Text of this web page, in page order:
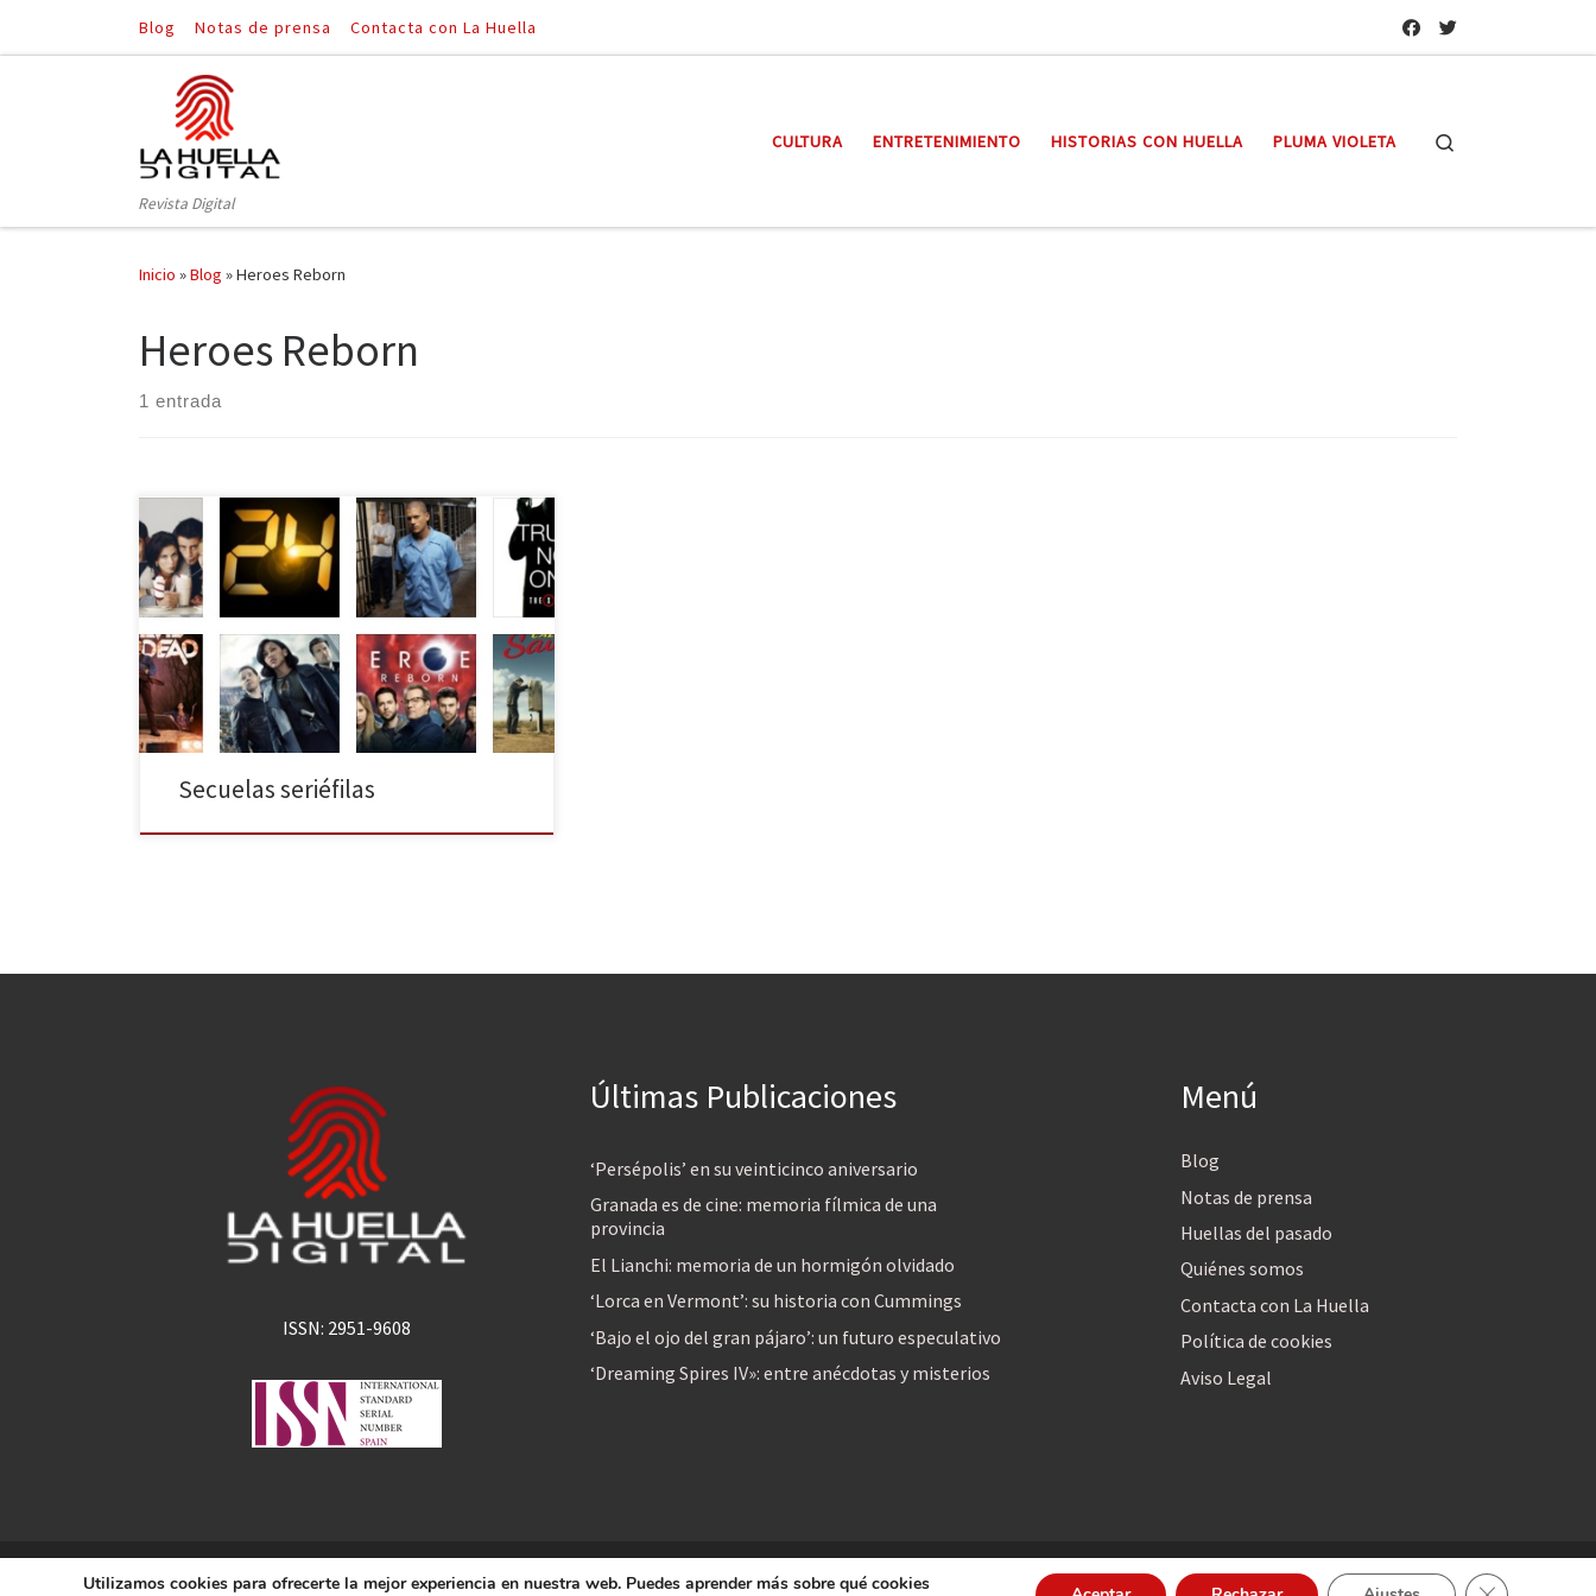
Saltar al contenido
Blog Notas de prensa Contacta con La Huella
Revista Digital
CULTURA ENTRETENIMIENTO HISTORIAS CON HUELLA PLUMA VIOLETA
Inicio »Blog »Heroes Reborn
Heroes Reborn
1 entrada
¿Vivimos en la época dorada de las series? Sin lugar a
dudas. En los últimos diez años el número de series
producidas en Estados Unidos ha aumentado de
manera considerable, siendo actualmente un formato
tan valorado como el cine, encontrándonos en
nuestras pantallas una gran variedad de títulos
abarcando todos […]
Secuelas seriéfilas
ISSN: 2951-9608
Últimas Publicaciones
‘Persépolis’ en su veinticinco aniversario
Granada es de cine: memoria fílmica de una
provincia
El Lianchi: memoria de un hormigón olvidado
‘Lorca en Vermont’: su historia con Cummings
‘Bajo el ojo del gran pájaro’: un futuro especulativo
‘Dreaming Spires IV»: entre anécdotas y misterios
Menú
Blog
Notas de prensa
Huellas del pasado
Quiénes somos
Contacta con La Huella
Política de cookies
Aviso Legal
© 2026La Huella Digital– Todos los derechos reservados
Utilizamos cookies para ofrecerte la mejor experiencia en nuestra web. Puedes aprender más sobre qué cookies
Cerrar el